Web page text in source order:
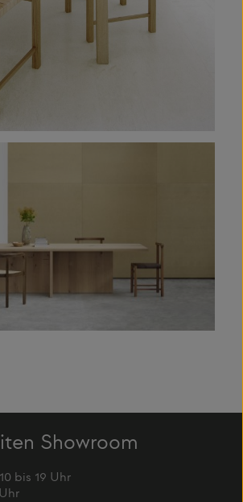
Showroom
bis 19 Uhr